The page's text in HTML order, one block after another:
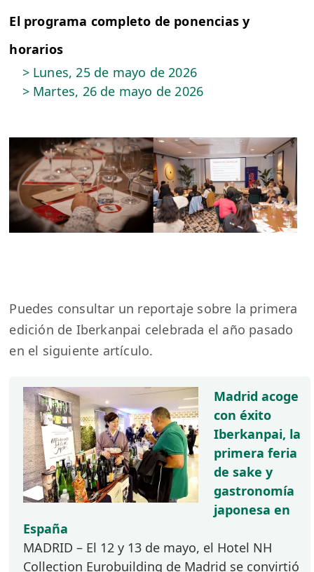
El programa completo de ponencias y
horarios
> Lunes, 25 de mayo de 2026
> Martes, 26 de mayo de 2026
Puedes consultar un reportaje sobre la primera
edición de Iberkanpai celebrada el año pasado
en el siguiente artículo.
Madrid acoge
con éxito
Iberkanpai, la
primera feria
de sake y
gastronomía
japonesa en
España
MADRID – El 12 y 13 de mayo, el Hotel NH
Collection Eurobuilding de Madrid se convirtió